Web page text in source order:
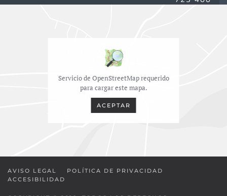
Servicio de OpenStreetMap requerido
para cargar este mapa.
ACEPTAR
AVISO LEGAL
POLÍTICA DE PRIVACIDAD
ACCESIBILIDAD